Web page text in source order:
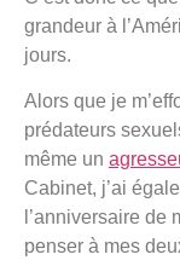
grandeur à
jours.
Alors que je
prédateurs
même un
Cabinet, j’ai
l’anniversaire de
penser à mes